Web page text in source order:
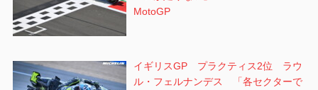
MotoGP
イギリスGP プラクティス2位 ラウ
ル・フェルナンデス 「各セクターで